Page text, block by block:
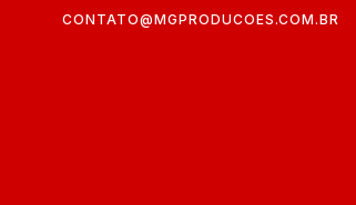
CONTATO@MGPRODUCOES.COM.BR